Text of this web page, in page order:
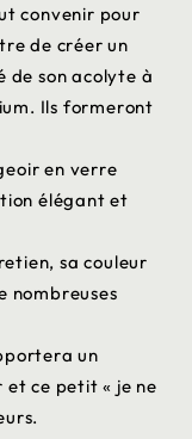
convenir pour
de créer un
de son acolyte à
Ils formeront
en verre
élégant et
sa couleur
nombreuses
un
ce petit « je ne